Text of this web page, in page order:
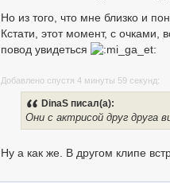
Но из того, что мне близко и
Кстати, этот момент, с очками,
повод увидеться
Добавлено спустя 4 минуты 59 секунд:
DinaS писал(а):
Они с актрисой друг друга
Ну а как же. В другом клипе